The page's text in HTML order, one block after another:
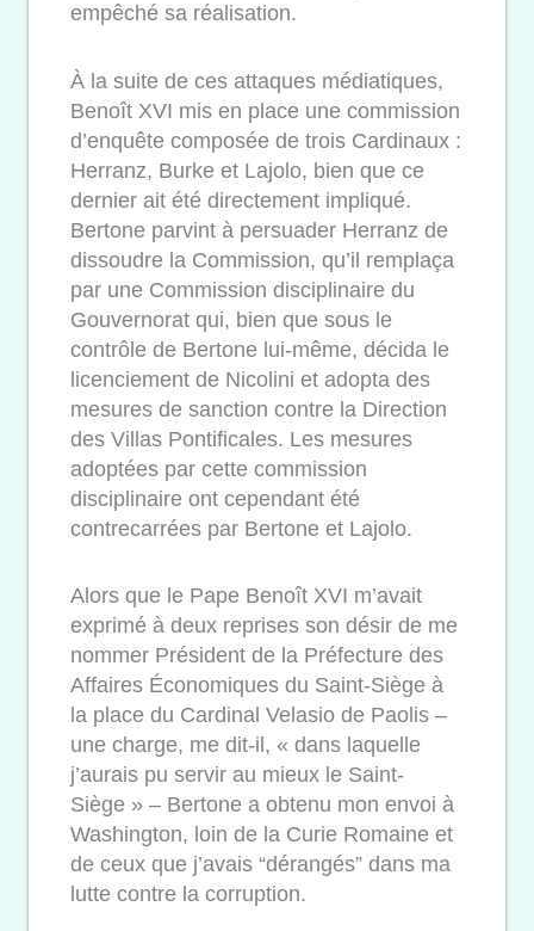
empêché sa réalisation.
À la suite de ces attaques médiatiques,
Benoît XVI mis en place une commission
d’enquête composée de trois Cardinaux :
Herranz, Burke et Lajolo, bien que ce
dernier ait été directement impliqué.
Bertone parvint à persuader Herranz de
dissoudre la Commission, qu’il remplaça
par une Commission disciplinaire du
Gouvernorat qui, bien que sous le
contrôle de Bertone lui-même, décida le
licenciement de Nicolini et adopta des
mesures de sanction contre la Direction
des Villas Pontificales. Les mesures
adoptées par cette commission
disciplinaire ont cependant été
contrecarrées par Bertone et Lajolo.
Alors que le Pape Benoît XVI m’avait
exprimé à deux reprises son désir de me
nommer Président de la Préfecture des
Affaires Économiques du Saint-Siège à
la place du Cardinal Velasio de Paolis –
une charge, me dit-il, « dans laquelle
j’aurais pu servir au mieux le Saint-
Siège » – Bertone a obtenu mon envoi à
Washington, loin de la Curie Romaine et
de ceux que j’avais “dérangés” dans ma
lutte contre la corruption.